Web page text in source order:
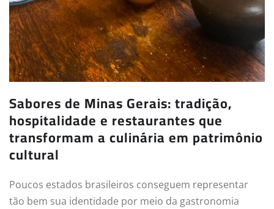
Sabores de Minas Gerais: tradição,
hospitalidade e restaurantes que
transformam a culinária em patrimônio
cultural
Poucos estados brasileiros conseguem representar
tão bem sua identidade por meio da gastronomia